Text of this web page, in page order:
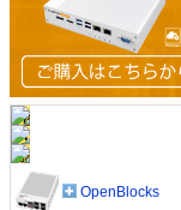
OpenBlocks